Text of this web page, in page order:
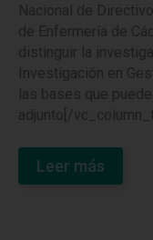
Nacional de
de Enfermería de
distinguir la
Investigación en
las bases que
adjunto[/
Leer más